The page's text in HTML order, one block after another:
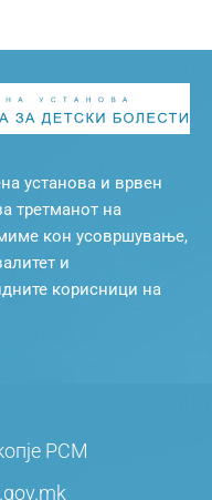
установа и врвен
третманот на
кон усовршување,
и
корисници на
РСМ